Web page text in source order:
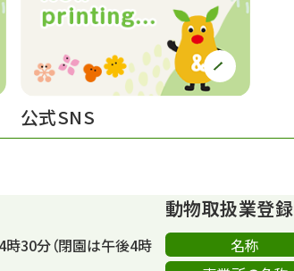
公式SNS
30分（閉園は午後4時
動物取扱業登録
名称